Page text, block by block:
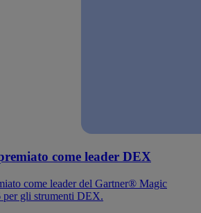
come leader DEX
come leader del Gartner® Magic
gli strumenti DEX.